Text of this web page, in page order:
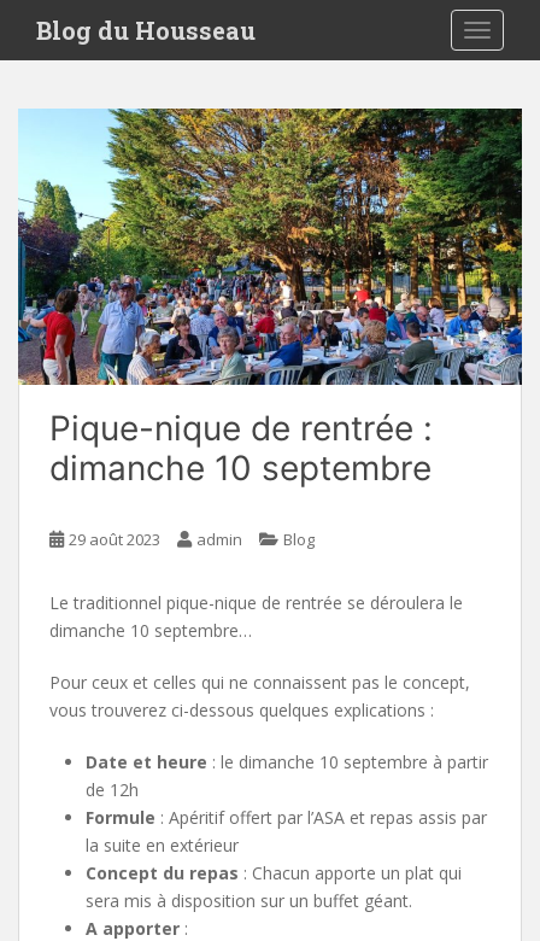
i
Blog du Housseau
Pique-nique de rentrée :
dimanche 10 septembre
29 août 2023 admin Blog
Le traditionnel pique-nique de rentrée se déroulera le
dimanche 10 septembre…
Pour ceux et celles qui ne connaissent pas le concept,
vous trouverez ci-dessous quelques explications :
Date et heure : le dimanche 10 septembre à partir
de 12h
Formule : Apéritif offert par l’ASA et repas assis par
la suite en extérieur
Concept du repas : Chacun apporte un plat qui
sera mis à disposition sur un buffet géant.
A apporter :